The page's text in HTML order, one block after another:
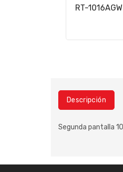
RT-1016AGW
Descripción
Segunda pantalla